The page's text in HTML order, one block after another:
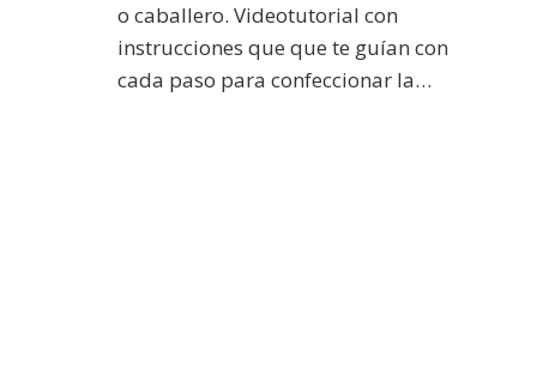
o caballero. Videotutorial con
instrucciones que que te guían con
cada paso para confeccionar la…